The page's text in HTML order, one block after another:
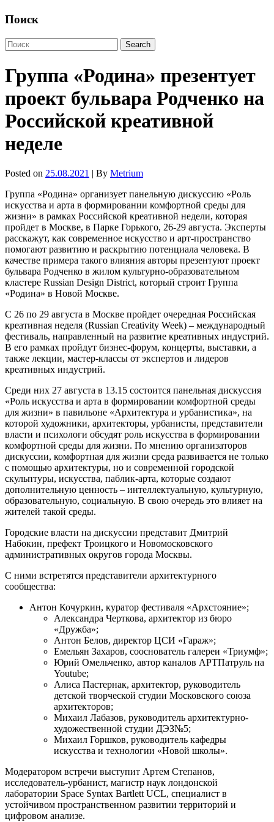
Поиск
Группа «Родина» презентует
проект бульвара Родченко на
Российской креативной
неделе
Posted on 25.08.2021 | By Metrium
Группа «Родина» организует панельную дискуссию «Роль
искусства и арта в формировании комфортной среды для
жизни» в рамках Российской креативной недели, которая
пройдет в Москве, в Парке Горького, 26-29 августа. Эксперты
расскажут, как современное искусство и арт-пространство
помогают развитию и раскрытию потенциала человека. В
качестве примера такого влияния авторы презентуют проект
бульвара Родченко в жилом культурно-образовательном
кластере Russian Design District, который строит Группа
«Родина» в Новой Москве.
С 26 по 29 августа в Москве пройдет очередная Российская
креативная неделя (Russian Creativity Week) – международный
фестиваль, направленный на развитие креативных индустрий.
В его рамках пройдут бизнес-форум, концерты, выставки, а
также лекции, мастер-классы от экспертов и лидеров
креативных индустрий.
Среди них 27 августа в 13.15 состоится панельная дискуссия
«Роль искусства и арта в формировании комфортной среды
для жизни» в павильоне «Архитектура и урбанистика», на
которой художники, архитекторы, урбанисты, представители
власти и психологи обсудят роль искусства в формировании
комфортной среды для жизни. По мнению организаторов
дискуссии, комфортная для жизни среда развивается не только
с помощью архитектуры, но и современной городской
скульптуры, искусства, паблик-арта, которые создают
дополнительную ценность – интеллектуальную, культурную,
образовательную, социальную. В свою очередь это влияет на
жителей такой среды.
Городские власти на дискуссии представит Дмитрий
Набокин, префект Троицкого и Новомосковского
административных округов города Москвы.
С ними встретятся представители архитектурного
сообщества:
Антон Кочуркин, куратор фестиваля «Архстояние»;
Александра Черткова, архитектор из бюро
«Дружба»;
Антон Белов, директор ЦСИ «Гараж»;
Емельян Захаров, сооснователь галереи «Триумф»;
Юрий Омельченко, автор каналов АРТПатруль на
Youtube;
Алиса Пастернак, архитектор, руководитель
детской творческой студии Московского союза
архитекторов;
Михаил Лабазов, руководитель архитектурно-
художественной студии ДЭЗ№5;
Михаил Горшков, руководитель кафедры
искусства и технологии «Новой школы».
Модератором встречи выступит Артем Степанов,
исследователь-урбанист, магистр наук лондонской
лаборатории Space Syntax Bartlett UCL, специалист в
устойчивом пространственном развитии территорий и
цифровом анализе.